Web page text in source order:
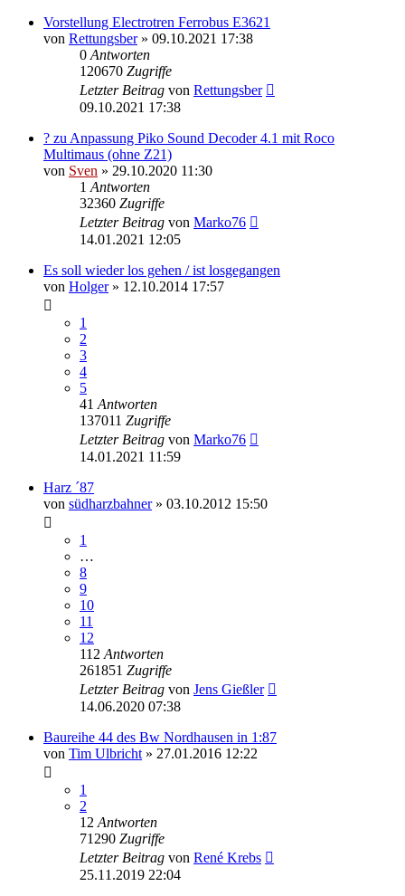
Vorstellung Electrotren Ferrobus E3621
von Rettungsber» 09.10.2021 17:38
0 Antworten
120670 Zugriffe
Letzter Beitrag von Rettungsber
09.10.2021 17:38
? zu Anpassung Piko Sound Decoder 4.1 mit Roco
Multimaus (ohne Z21)
von Sven » 29.10.2020 11:30
1 Antworten
32360 Zugriffe
Letzter Beitrag von Marko76
14.01.2021 12:05
Es soll wieder los gehen / ist losgegangen
von Holger» 12.10.2014 17:57
1
2
3
4
5
41 Antworten
137011 Zugriffe
Letzter Beitrag von Marko76
14.01.2021 11:59
Harz ´87
von südharzbahner» 03.10.2012 15:50
1
…
8
9
10
11
12
112 Antworten
261851 Zugriffe
Letzter Beitrag von Jens Gießler
14.06.2020 07:38
Baureihe 44 des Bw Nordhausen in 1:87
von Tim Ulbricht » 27.01.2016 12:22
1
2
12 Antworten
71290 Zugriffe
Letzter Beitrag von René Krebs
25.11.2019 22:04